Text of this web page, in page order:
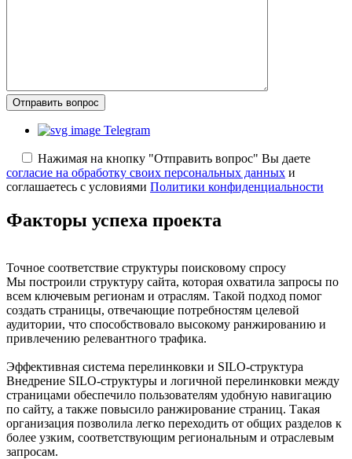
Отправить вопрос
Telegram
Нажимая на кнопку "Отправить вопрос" Вы даете
согласие на обработку своих персональных данных и
соглашаетесь с условиями Политики конфиденциальности
Факторы успеха проекта
Точное соответствие структуры поисковому спросу
Мы построили структуру сайта, которая охватила запросы по
всем ключевым регионам и отраслям. Такой подход помог
создать страницы, отвечающие потребностям целевой
аудитории, что способствовало высокому ранжированию и
привлечению релевантного трафика.
Эффективная система перелинковки и SILO-структура
Внедрение SILO-структуры и логичной перелинковки между
страницами обеспечило пользователям удобную навигацию
по сайту, а также повысило ранжирование страниц. Такая
организация позволила легко переходить от общих разделов к
более узким, соответствующим региональным и отраслевым
запросам.